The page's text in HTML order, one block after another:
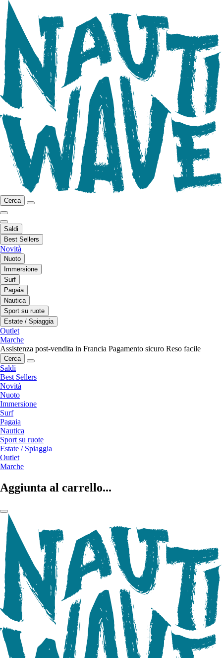
Cerca
Saldi
Best Sellers
Novità
Nuoto
Immersione
Surf
Pagaia
Nautica
Sport su ruote
Estate / Spiaggia
Outlet
Marche
Assistenza post-vendita in Francia Pagamento sicuro Reso facile
Cerca
Saldi
Best Sellers
Novità
Nuoto
Immersione
Surf
Pagaia
Nautica
Sport su ruote
Estate / Spiaggia
Outlet
Marche
Aggiunta al carrello...